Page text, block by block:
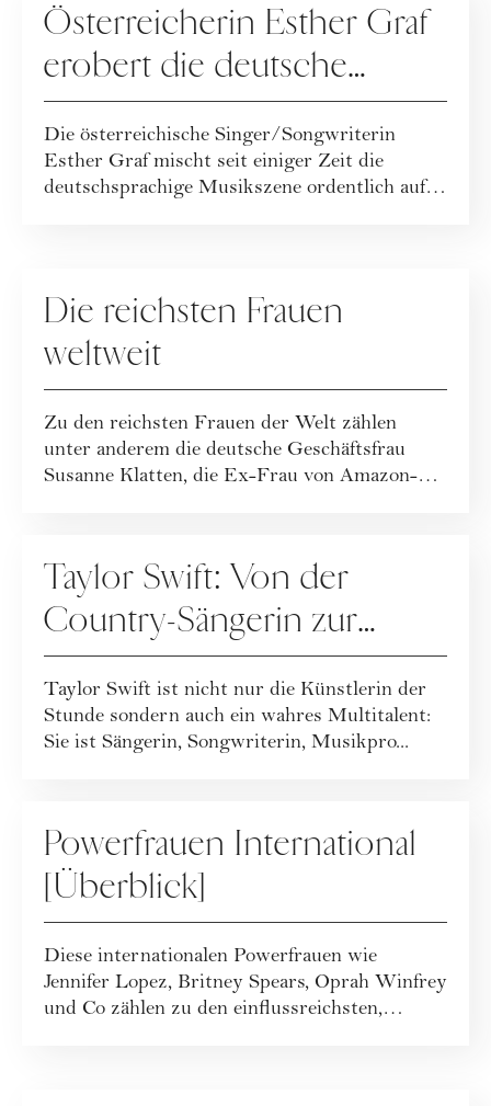
Österreicherin Esther Graf
erobert die deutsche
Musikszene
Die österreichische Singer/Songwriterin
Esther Graf mischt seit einiger Zeit die
deutschsprachige Musikszene ordentlich auf.
Die reichsten Frauen
weltweit
Zu den reichsten Frauen der Welt zählen
unter anderem die deutsche Geschäftsfrau
Susanne Klatten, die Ex-Frau von Amazon-
Taylor Swift: Von der
Country-Sängerin zur
erfolgreichsten Künstlerin
unserer Zeit [Portrait]
Taylor Swift ist nicht nur die Künstlerin der
Stunde sondern auch ein wahres Multitalent:
Sie ist Sängerin, Songwriterin, Musikpro...
Powerfrauen International
[Überblick]
Diese internationalen Powerfrauen wie
Jennifer Lopez, Britney Spears, Oprah Winfrey
und Co zählen zu den einflussreichsten,